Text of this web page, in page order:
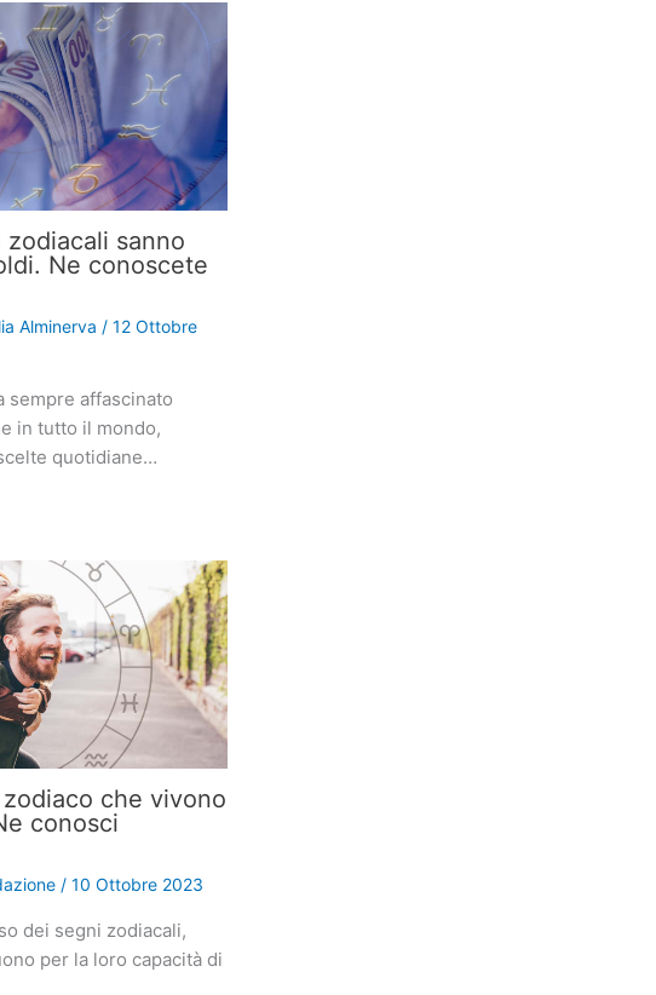
zodiacali sanno
Ne conoscete
Alminerva / 12 Ottobre
sempre affascinato
in tutto il mondo,
quotidiane…
che vivono
conosci
/ 10 Ottobre 2023
dei segni zodiacali,
per la loro capacità di